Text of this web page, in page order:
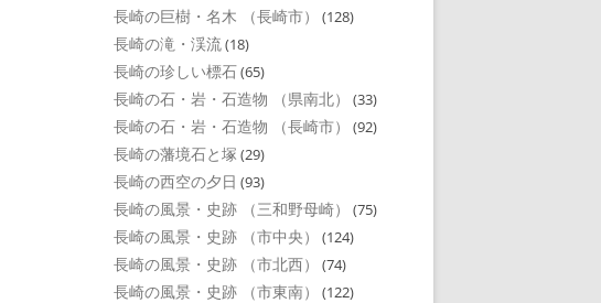
長崎の巨樹・名木 （長崎市） (128)
長崎の滝・渓流(18)
長崎の珍しい標石(65)
長崎の石・岩・石造物 （県南北） (33)
長崎の石・岩・石造物 （長崎市） (92)
長崎の藩境石と塚 (29)
長崎の西空の夕日 (93)
長崎の風景・史跡 （三和野母崎） (75)
長崎の風景・史跡 （市中央） (124)
長崎の風景・史跡 （市北西） (74)
長崎の風景・史跡 （市東南） (122)